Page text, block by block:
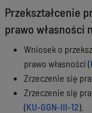
Przekształcenie
prawo własności
Wniosek o
prawo własności (
Zrzeczenie się
Zrzeczenie się
(KU-GGN-III-12).